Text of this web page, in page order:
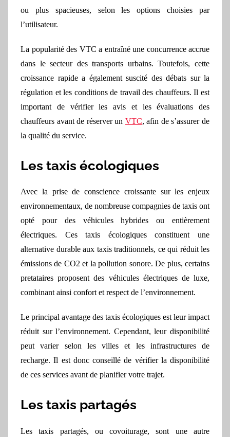
ou plus spacieuses, selon les options choisies par
l’utilisateur.
La popularité des VTC a entraîné une concurrence accrue
dans le secteur des transports urbains. Toutefois, cette
croissance rapide a également suscité des débats sur la
régulation et les conditions de travail des chauffeurs. Il est
important de vérifier les avis et les évaluations des
chauffeurs avant de réserver un VTC, afin de s’assurer de
la qualité du service.
Les taxis écologiques
Avec la prise de conscience croissante sur les enjeux
environnementaux, de nombreuse compagnies de taxis ont
opté pour des véhicules hybrides ou entièrement
électriques. Ces taxis écologiques constituent une
alternative durable aux taxis traditionnels, ce qui réduit les
émissions de CO2 et la pollution sonore. De plus, certains
pretataires proposent des véhicules électriques de luxe,
combinant ainsi confort et respect de l’environnement.
Le principal avantage des taxis écologiques est leur impact
réduit sur l’environnement. Cependant, leur disponibilité
peut varier selon les villes et les infrastructures de
recharge. Il est donc conseillé de vérifier la disponibilité
de ces services avant de planifier votre trajet.
Les taxis partagés
Les taxis partagés, ou covoiturage, sont une autre